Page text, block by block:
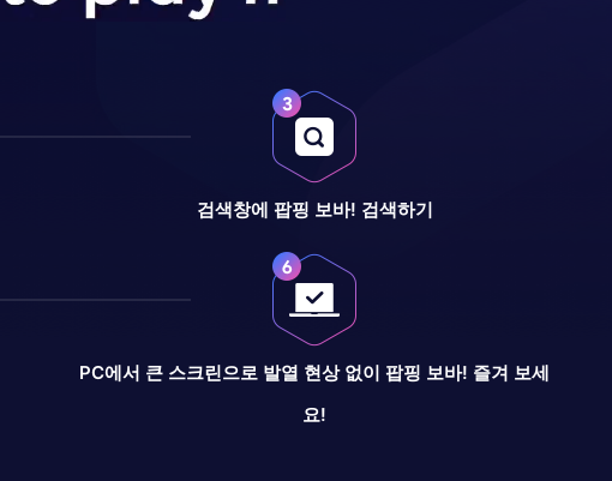
검색창에 팝핑 보바! 검색하기
PC에서 큰 스크린으로 발열 현상 없이 팝핑 보바! 즐겨 보세
요!